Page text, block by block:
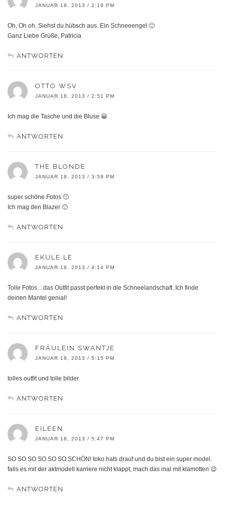
JANUAR 18, 2013 / 2:19 PM
Oh, Oh oh. Siehst du hübsch aus. Ein Schneeengel 🙂
Ganz Liebe Grüße, Patricia
ANTWORTEN
OTTO WSV
JANUAR 18, 2013 / 2:51 PM
Ich mag die Tasche und die Bluse 😀
ANTWORTEN
THE BLONDE
JANUAR 18, 2013 / 3:59 PM
super schöne Fotos 🙂
Ich mag den Blazer 🙂
ANTWORTEN
EKULE LE
JANUAR 18, 2013 / 4:14 PM
Tolle Fotos…das Outfit passt perfekt in die Schneelandschaft. Ich finde
deinen Mantel genial!
ANTWORTEN
FRÄULEIN SWANTJE
JANUAR 18, 2013 / 5:15 PM
tolles outfit und tolle bilder
ANTWORTEN
EILEEN
JANUAR 18, 2013 / 5:47 PM
SO SO SO SO SO SO SCHÖN! toko hats drauf und du bist ein super model.
falls es mit der aktmodell karriere nicht klappt, mach das mal mit klamotten 😉
ANTWORTEN